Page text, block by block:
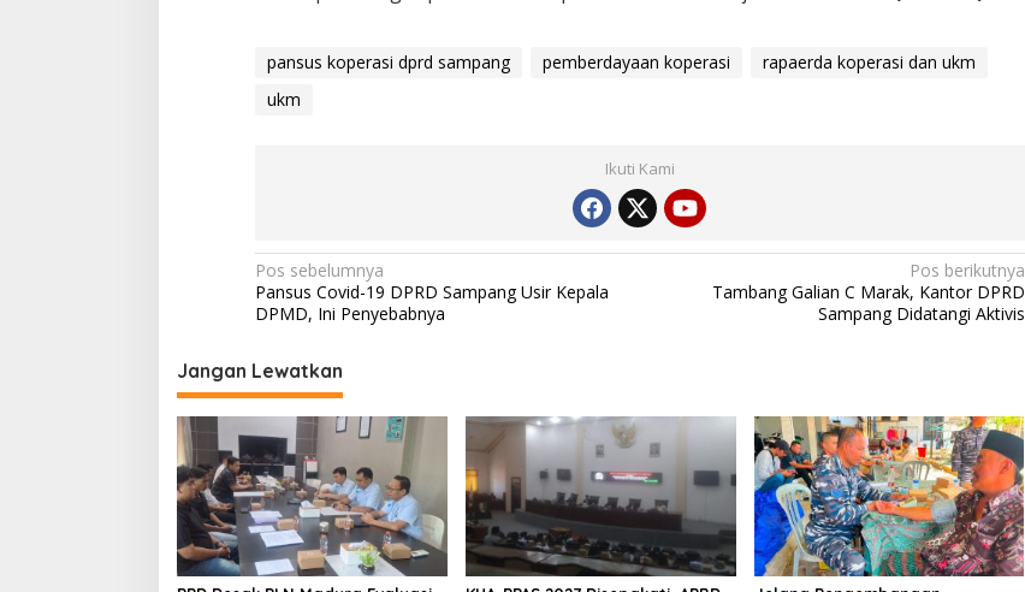
pansus koperasi dprd sampang pemberdayaan koperasi
rapaerda koperasi dan ukm
ukm
Ikuti Kami
Navigasi
pos
Pos sebelumnya
Pansus Covid-19 DPRD Sampang Usir Kepala
DPMD, Ini Penyebabnya
Pos berikutnya
Tambang Galian C Marak, Kantor DPRD
Sampang Didatangi Aktivis
Jangan Lewatkan